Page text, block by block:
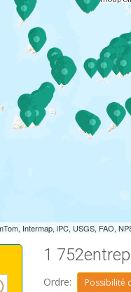
Intermap, iPC, USGS, FAO,
1
Ordre: Possibilité